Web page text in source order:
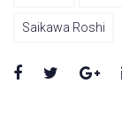
Saikawa Roshi
Facebook
Twitter